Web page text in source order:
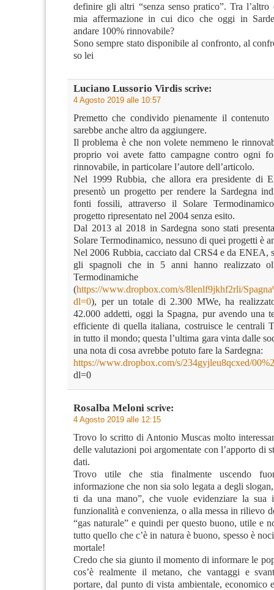
definire gli altri “senza senso pratico”. Tra l’altro
mia affermazione in cui dico che oggi in
andare 100% rinnovabile?
Sono sempre stato disponibile al confronto, al
so lei
Luciano Lussorio Virdis scrive:
4 Agosto 2019 alle 10:57
Premetto che condivido pienamente il contenuto
sarebbe anche altro da aggiungere.
Il problema è che non volete nemmeno le
proprio voi avete fatto campagne contro ogni
rinnovabile, in particolare l’autore dell’articolo.
Nel 1999 Rubbia, che allora era presidente di
presentò un progetto per rendere la Sardegna
fonti fossili, attraverso il Solare
progetto ripresentato nel 2004 senza esito.
Dal 2013 al 2018 in Sardegna sono stati
Solare Termodinamico, nessuno di quei progetti è
Nel 2006 Rubbia, cacciato dal CRS4 e da ENEA,
gli spagnoli che in 5 anni hanno realizzato
Termodinamiche
(https://www.dropbox.com/s/8lenlf9jkhf2rli/
dl=0), per un totale di 2.300 MWe, ha
42.000 addetti, oggi la Spagna, pur avendo una
efficiente di quella italiana, costruisce le centrali
in tutto il mondo; questa l’ultima gara vinta dalle
una nota di cosa avrebbe potuto fare la Sardegna:
https://www.dropbox.com/s/234gyjleu8qcxed/
dl=0
Rosalba Meloni scrive:
4 Agosto 2019 alle 12:15
Trovo lo scritto di Antonio Muscas molto
delle valutazioni poi argomentate con l’apporto di
dati.
Trovo utile che stia finalmente uscendo
informazione che non sia solo legata a degli
ti da una mano”, che vuole evidenziare la sua
funzionalità e convenienza, o alla messa in rilievo
“gas naturale” e quindi per questo buono, utile e
tutto quello che c’è in natura è buono, spesso è
mortale!
Credo che sia giunto il momento di informare le
cos’è realmente il metano, che vantaggi e
portare, dal punto di vista ambientale, economico